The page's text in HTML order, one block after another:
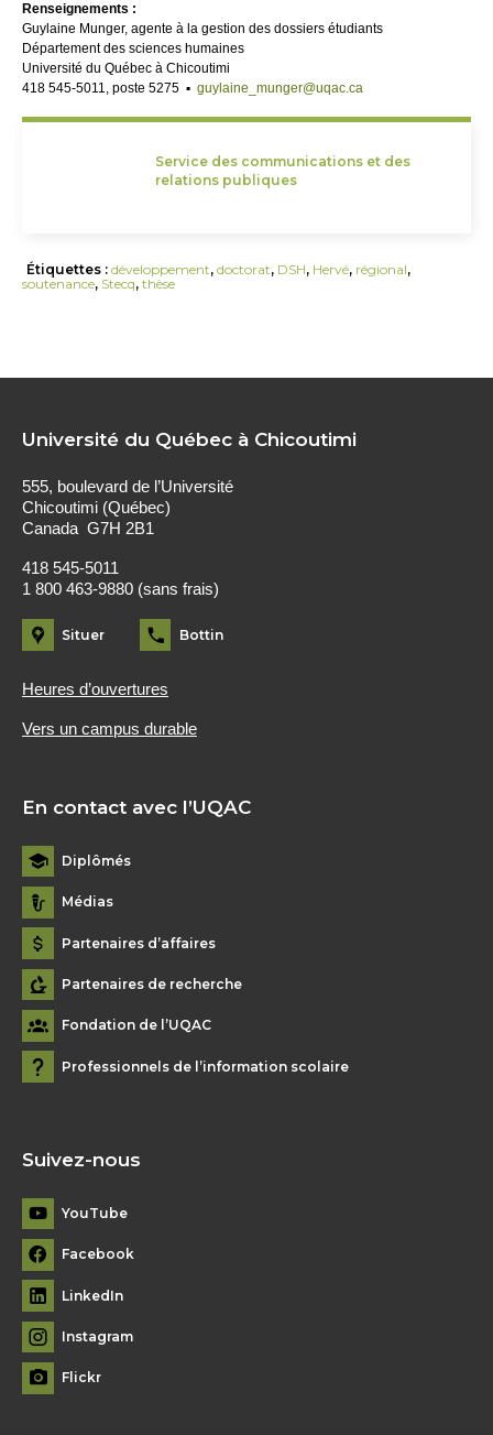
Renseignements :
Guylaine Munger, agente à la gestion des dossiers étudiants
Département des sciences humaines
Université du Québec à Chicoutimi
418 545-5011, poste 5275 ▪ guylaine_munger@uqac.ca
Service des communications et des
relations publiques
Étiquettes :développement,doctorat, DSH, Hervé, régional,
soutenance, Stecq, thèse
Université du Québec à Chicoutimi
555, boulevard de l’Université
Chicoutimi (Québec)
Canada G7H 2B1
418 545-5011
1 800 463-9880 (sans frais)
Situer Bottin
Heures d’ouvertures
Vers un campus durable
En contact avec l’UQAC
Diplômés
Médias
Partenaires d’affaires
Partenaires de recherche
Fondation de l’UQAC
Professionnels de l’information scolaire
Suivez-nous
YouTube
Facebook
LinkedIn
Instagram
Flickr